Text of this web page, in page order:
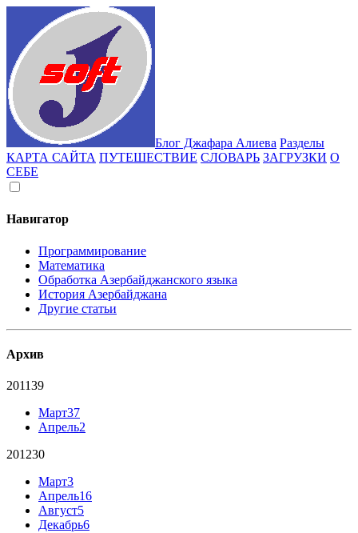
Блог Джафара Алиева Разделы
КАРТА САЙТА ПУТЕШЕСТВИЕ СЛОВАРЬ ЗАГРУЗКИ О
СЕБЕ
Навигатор
Программирование
Математика
Обработка Азербайджанского языка
История Азербайджана
Другие статьи
Архив
201139
Март37
Апрель2
201230
Март3
Апрель16
Август5
Декабрь6